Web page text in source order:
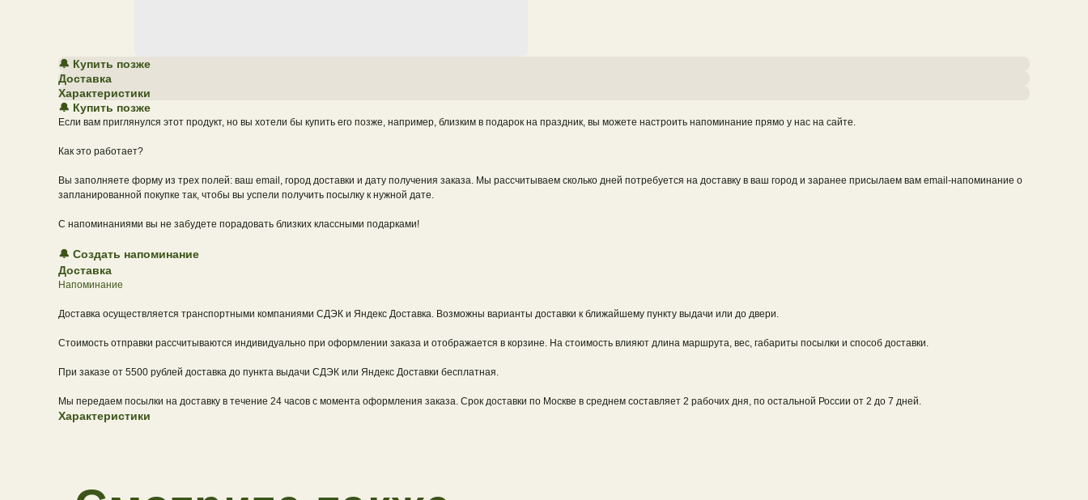
🔔 Купить позже
Доставка
Характеристики
🔔 Купить позже
Если вам приглянулся этот продукт, но вы хотели бы купить его позже, например, близким в подарок на праздник, вы можете настроить напоминание прямо у нас на сайте.
Как это работает?
Вы заполняете форму из трех полей: ваш email, город доставки и дату получения заказа. Мы рассчитываем сколько дней потребуется на доставку в ваш город и заранее присылаем вам email-напоминание о
запланированной покупке так, чтобы вы успели получить посылку к нужной дате.
С напоминаниями вы не забудете порадовать близких классными подарками!
🔔 Создать напоминание
Доставка
Напоминание
Доставка осуществляется транспортными компаниями СДЭК и Яндекс Доставка. Возможны варианты доставки к ближайшему пункту выдачи или до двери.
Стоимость отправки рассчитываются индивидуально при оформлении заказа и отображается в корзине. На стоимость влияют длина маршрута, вес, габариты посылки и способ доставки.
При заказе от 5500 рублей доставка до пункта выдачи СДЭК или Яндекс Доставки бесплатная.
Мы передаем посылки на доставку в течение 24 часов с момента оформления заказа. Срок доставки по Москве в среднем составляет 2 рабочих дня, по остальной России от 2 до 7 дней.
Характеристики